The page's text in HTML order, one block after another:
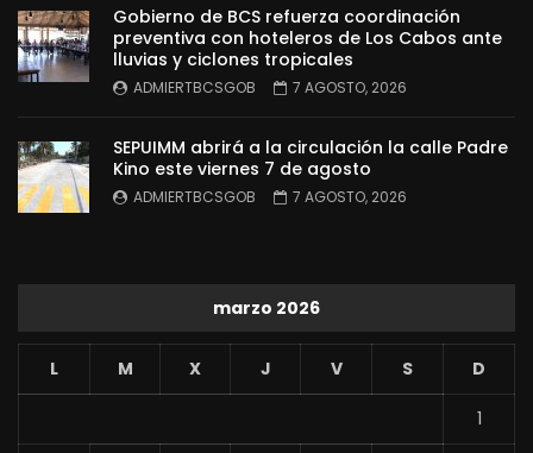
Gobierno de BCS refuerza coordinación
preventiva con hoteleros de Los Cabos ante
lluvias y ciclones tropicales
ADMIERTBCSGOB 7 AGOSTO, 2026
SEPUIMM abrirá a la circulación la calle Padre
Kino este viernes 7 de agosto
ADMIERTBCSGOB 7 AGOSTO, 2026
marzo 2026
L M X J V S D
1